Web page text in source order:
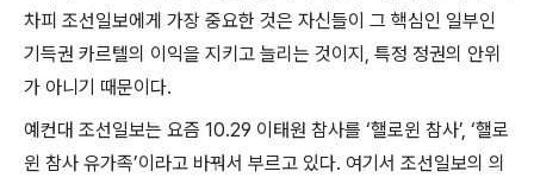
차피 조선일보에게 가장 중요한 것은 자신들이 그 핵심인 일부인
기득권 카르텔의 이익을 지키고 늘리는 것이지 , 특정 정권의 안위
가 아니기 때문이다.
예컨대 조선일보는 요즘 10.29 이태원 참사를 ‘핼로윈 참사’, ‘핼로
윈 참사 유가족’이라고 바꿔서 부르고 있다. 여기서 조선일보의 의